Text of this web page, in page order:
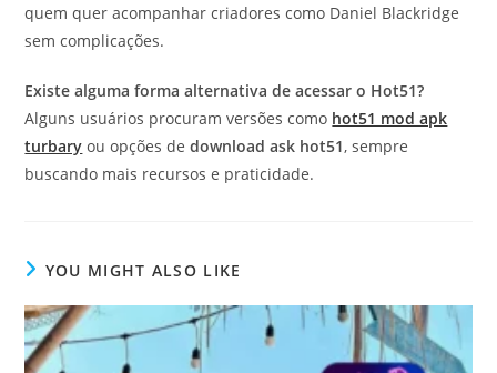
quem quer acompanhar criadores como Daniel Blackridge
sem complicações.
Existe alguma forma alternativa de acessar o Hot51?
Alguns usuários procuram versões como hot51 mod apk
turbary ou opções dedownload ask hot51, sempre
buscando mais recursos e praticidade.
YOU MIGHT ALSO LIKE